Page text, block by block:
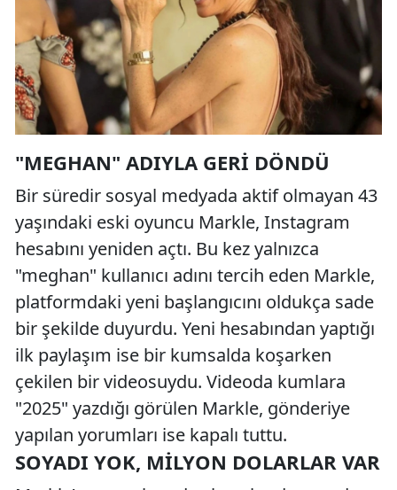
"MEGHAN" ADIYLA GERI DÖNDÜ
Bir süredir sosyal medyada aktif olmayan 43
yaşındaki eski oyuncu Markle, Instagram
hesabını yeniden açtı. Bu kez yalnızca
"meghan" kullanıcı adını tercih eden Markle,
platformdaki yeni başlangıcını oldukça sade
bir şekilde duyurdu. Yeni hesabından yaptığı
ilk paylaşım ise bir kumsalda koşarken
çekilen bir videosuydu. Videoda kumlara
"2025" yazdığı görülen Markle, gönderiye
yapılan yorumları ise kapalı tuttu.
SOYADI YOK, MILYON DOLARLAR VAR